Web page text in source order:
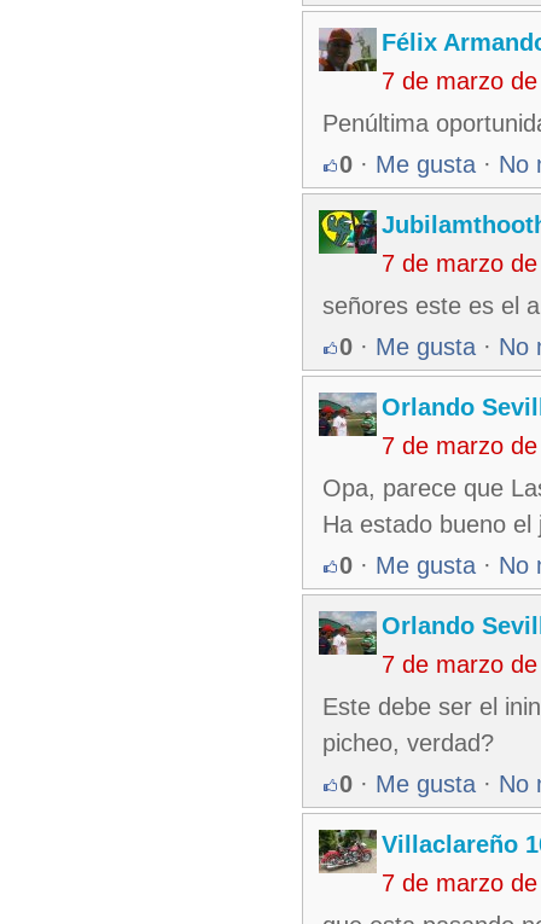
Félix
7 de marzo
Penúltima
0 · Me gusta · No
7 de marzo
señores este es el
0 · Me gusta · No
Orlando
7 de marzo
Opa, parece que
Ha estado bueno el
0 · Me gusta · No
Orlando
7 de marzo
Este debe ser el
picheo, verdad?
0 · Me gusta · No
Villaclareño
7 de marzo